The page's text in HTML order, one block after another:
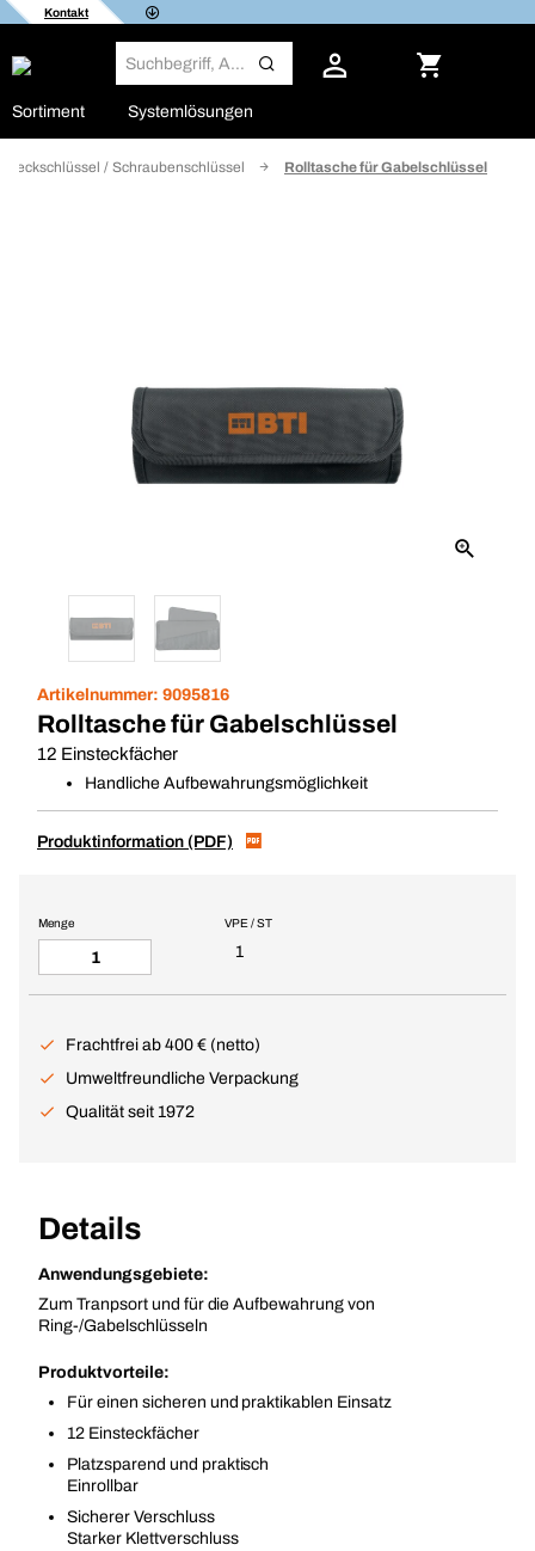
Kontakt
Sortiment Systemlösungen
Steckschlüssel / Schraubenschlüssel Rolltasche für Gabelschlüssel
Artikelnummer: 9095816
Rolltasche für Gabelschlüssel
12 Einsteckfächer
Handliche Aufbewahrungsmöglichkeit
Produktinformation (PDF)
VPE / ST
1
Menge
Frachtfrei ab 400 € (netto)
Umweltfreundliche Verpackung
Qualität seit 1972
Details
Anwendungsgebiete:
Zum Tranpsort und für die Aufbewahrung von
Ring-/Gabelschlüsseln
Produktvorteile:
Für einen sicheren und praktikablen Einsatz
12 Einsteckfächer
Platzsparend und praktisch
Einrollbar
Sicherer Verschluss
Starker Klettverschluss